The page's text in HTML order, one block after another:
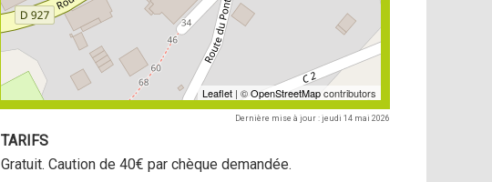
Leaflet| ©OpenStreetMapcontributors
Dernière mise à jour : jeudi 14 mai 2026
TARIFS
Gratuit. Caution de 40€ par chèque demandée.